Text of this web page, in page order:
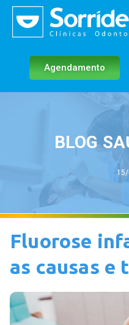
Agendamento
BLOG
Fluorose
as causas e